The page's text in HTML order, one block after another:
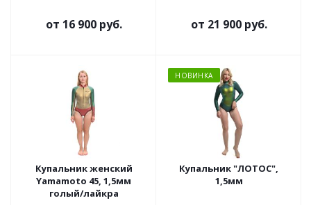
от 16 900 руб. от 21 900 руб.
Купальник женский
Yamamoto 45, 1,5мм
голый/лайкра
НОВИНКА
Купальник "ЛОТОС",
1,5мм